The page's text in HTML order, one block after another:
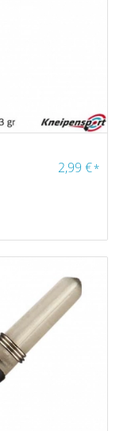
2,99€*